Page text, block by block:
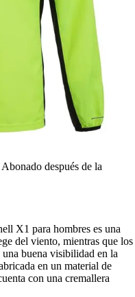
Abonado después de la
X1 para hombres es una
del viento, mientras que los
buena visibilidad en la
en un material de
con una cremallera